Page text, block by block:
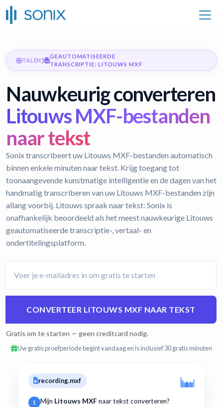
TALEN
GEAUTOMATISEERDE
TRANSCRIPTIE: LITOUWS MXF
Nauwkeurig converteren
Litouws MXF-bestanden
naar tekst
Sonix transcribeert uw Litouws MXF-bestanden automatisch
binnen enkele minuten naar tekst. Krijg toegang tot
toonaangevende kunstmatige intelligentie en de dagen van het
handmatig transcriberen van uw Litouws MXF-bestanden zijn
allang voorbij. Litouws spraak naar tekst: Sonix is
onafhankelijk beoordeeld als het meest nauwkeurige Litouws
geautomatiseerde transcriptie-, vertaal- en
ondertitelingsplatform.
CONVERTEER LITOUWS MXF NAAR TEKST
Gratis om te starten — geen creditcard nodig.
Uw gratis proefperiode begint vandaag en is inclusief 30 gratis minuten
recording.mxf
1 Mijn Litouws MXF naar tekst converteren?